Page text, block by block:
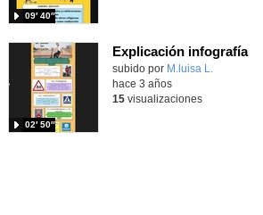
09′ 40″
Explicación infografía
subido por M.luisa L.
02′ 50″
hace 3 años
15visualizaciones